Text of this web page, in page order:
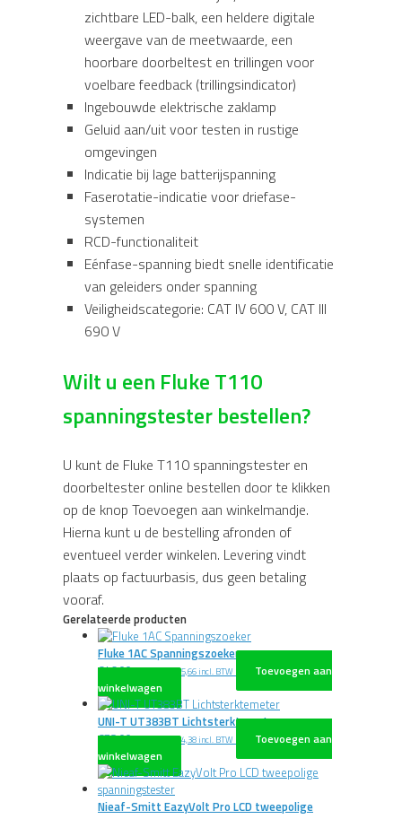
zichtbare LED-balk, een heldere digitale
weergave van de meetwaarde, een
hoorbare doorbeltest en trillingen voor
voelbare feedback (trillingsindicator)
Ingebouwde elektrische zaklamp
Geluid aan/uit voor testen in rustige
omgevingen
Indicatie bij lage batterijspanning
Faserotatie-indicatie voor driefase-
systemen
RCD-functionaliteit
Eénfase-spanning biedt snelle identificatie
van geleiders onder spanning
Veiligheidscategorie: CAT IV 600 V, CAT III
690 V
Wilt u een Fluke T110
spanningstester bestellen?
U kunt de Fluke T110 spanningstester en
doorbeltester online bestellen door te klikken
op de knop Toevoegen aan winkelmandje.
Hierna kunt u de bestelling afronden of
eventueel verder winkelen. Levering vindt
plaats op factuurbasis, dus geen betaling
vooraf.
Gerelateerde producten
Fluke 1AC Spanningszoeker
€46,00 excl. BTW€55,66 incl. BTW
Toevoegen aan
winkelwagen
UNI-T UT383BT Lichtsterktemeter
€78,00 excl. BTW€94,38 incl. BTW
Toevoegen aan
winkelwagen
Nieaf-Smitt EazyVolt Pro LCD tweepolige